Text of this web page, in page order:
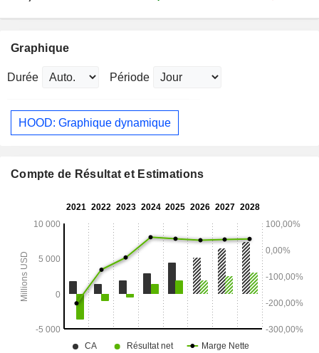
Graphique
Durée Période
HOOD: Graphique dynamique
Compte de Résultat et Estimations